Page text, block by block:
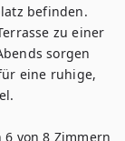
befinden.
zu einer
sorgen
eine ruhige,
6 von 8 Zimmern